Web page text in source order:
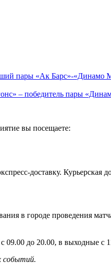
пары «Ак Барс»-«Динамо
– победитель пары
вы посещаете:
доставку. Курьерская
в городе проведения
09.00 до 20.00, в выходные
событий.